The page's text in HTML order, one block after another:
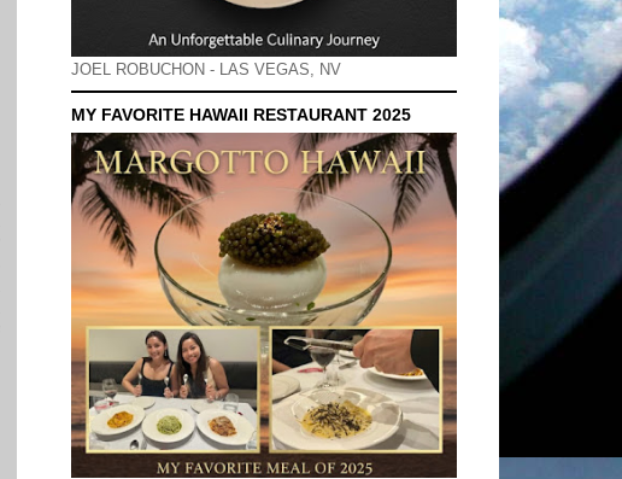
JOEL ROBUCHON - LAS VEGAS, NV
MY FAVORITE HAWAII RESTAURANT 2025